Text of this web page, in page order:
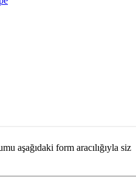
aşağıdaki form aracılığıyla siz